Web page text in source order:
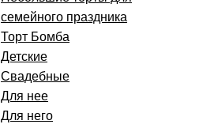
семейного праздника
Торт Бомба
Детские
Свадебные
Для нее
Для него